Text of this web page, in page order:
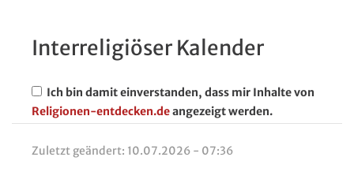
Interreligiöser Kalender
Ich bin damit einverstanden, dass mir Inhalte von
Religionen-entdecken.deangezeigt werden.
Zuletzt geändert: 10.07.2026 - 07:36